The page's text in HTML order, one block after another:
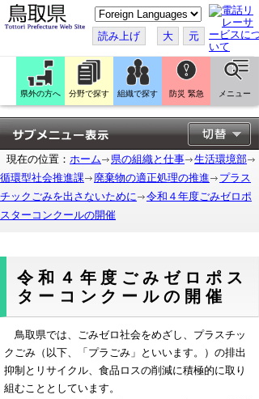
こ
の
ペ
ー
ジ
翻
訳
す
る
読み上げ 大 元
県外の方へ 分野で探す 組織で探す 防災 緊急 メニュー
現在の位置： ホーム 県の組織と仕事
生活環境部
循環型社会推進課
廃棄物の適正処理の推進
プラス
チックごみを出さないために
令和４年度ごみゼロポ
スターコンクールの開催
令和４年度ごみゼロポス
ターコンクールの開催
鳥取県では、ごみゼロ社会をめざし、プラスチッ
クごみ（以下、「プラごみ」といいます。）の排出
抑制とリサイクル、食品ロスの削減に積極的に取り
組むこととしています。